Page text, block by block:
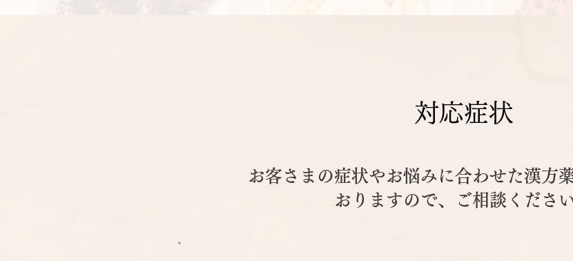
対応症状
お客さまの症状やお悩みに合わせた漢方
おりますので、ご相談ください